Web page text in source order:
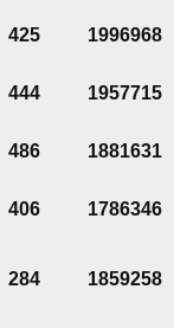
425 1996968
444 1957715
486 1881631
406 1786346
284 1859258